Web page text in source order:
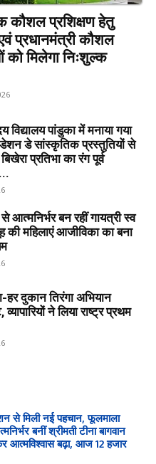
कौशल प्रशिक्षण हेतु
प्रधानमंत्री कौशल
मिलेगा निःशुल्क
विद्यालय पांडुका में मनाया गया
डे सांस्कृतिक प्रस्तुतियों से
बिखेरा प्रतिभा का रंग पूर्व
से आत्मनिर्भर बन रहीं गायत्री स्व
की महिलाएं आजीविका का बना
हर दुकान तिरंगा अभियान
ने लिया राष्ट्र प्रथम
से मिली नई पहचान, फूलमाला
बनीं श्रीमती टीना बागवान
बढ़ा, आज 12 हजार